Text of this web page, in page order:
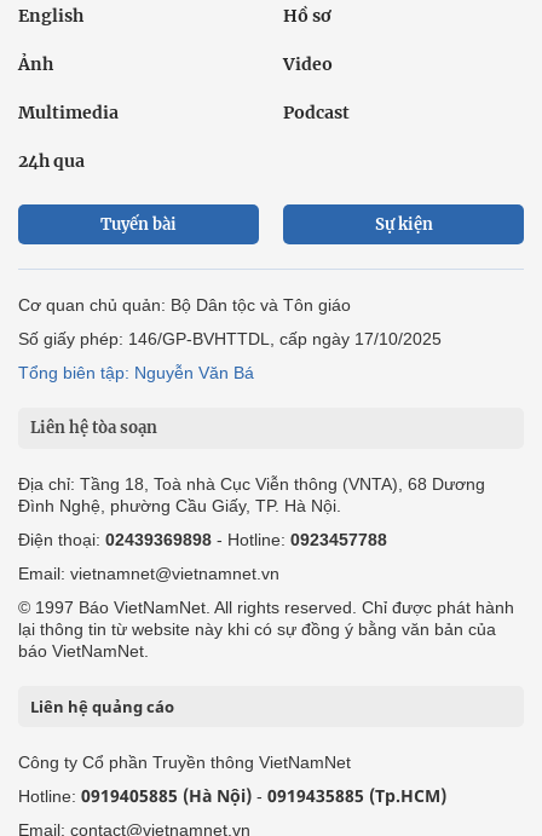
English Hồ sơ
Ảnh Video
Multimedia Podcast
24h qua
Tuyến bài Sự kiện
Cơ quan chủ quản: Bộ Dân tộc và Tôn giáo
Số giấy phép: 146/GP-BVHTTDL, cấp ngày 17/10/2025
Tổng biên tập: Nguyễn Văn Bá
Liên hệ tòa soạn
Địa chỉ: Tầng 18, Toà nhà Cục Viễn thông (VNTA), 68 Dương
Đình Nghệ, phường Cầu Giấy, TP. Hà Nội.
Điện thoại: 02439369898 - Hotline: 0923457788
Email: vietnamnet@vietnamnet.vn
© 1997 Báo VietNamNet. All rights reserved. Chỉ được phát hành
lại thông tin từ website này khi có sự đồng ý bằng văn bản của
báo VietNamNet.
Liên hệ quảng cáo
Công ty Cổ phần Truyền thông VietNamNet
Hotline: 0919405885 (Hà Nội) - 0919435885 (Tp.HCM)
Email: contact@vietnamnet.vn